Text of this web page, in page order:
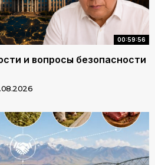
00:59:56
и вопросы безопасности